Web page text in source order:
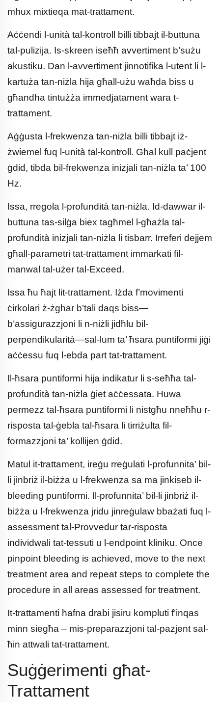
mhux mixtieqa mat-trattament.
Aċċendi l-unità tal-kontroll billi tibbajt il-buttuna
tal-pulizija. Is-skreen iseħħ avvertiment b’sużu
akustiku. Dan l-avvertiment jinnotifika l-utent li l-
kartuża tan-niżla hija għall-użu waħda biss u
għandha tintużża immedjatament wara t-
trattament.
Aġġusta l-frekwenza tan-niżla billi tibbajt iż-
żwiemel fuq l-unità tal-kontroll. Għal kull paċjent
ġdid, tibda bil-frekwenza inizjali tan-niżla ta’ 100
Hz.
Issa, rregola l-profundità tan-niżla. Id-dawwar il-
buttuna tas-silġa biex tagħmel l-għażla tal-
profundità inizjali tan-niżla li tisbarr. Irreferi dejjem
għall-parametri tat-trattament immarkati fil-
manwal tal-użer tal-Exceed.
Issa ħu ħajt lit-trattament. Iżda f’movimenti
ċirkolari ż-żghar b’tali daqs biss—
b’assigurazzjoni li n-niżli jidħlu bil-
perpendikularità—sal-lum ta’ ħsara puntiformi jiġi
aċċessu fuq l-ebda part tat-trattament.
Il-ħsara puntiformi hija indikatur li s-seħħa tal-
profundità tan-niżla ġiet aċċessata. Huwa
permezz tal-ħsara puntiformi li nistgħu nneħħu r-
risposta tal-ġebla tal-ħsara li tirriżulta fil-
formazzjoni ta’ kollijen ġdid.
Matul it-trattament, ireġu rreġulati l-profunnita’ bil-
li jinbriż il-biżża u l-frekwenza sa ma jinkiseb il-
bleeding puntiformi. Il-profunnita’ bil-li jinbriż il-
biżża u l-frekwenza jridu jinreġulaw bbażati fuq l-
assessment tal-Provvedur tar-risposta
individwali tat-tessuti u l-endpoint kliniku. Once
pinpoint bleeding is achieved, move to the next
treatment area and repeat steps to complete the
procedure in all areas assessed for treatment.
It-trattamenti ħafna drabi jisiru kompluti f’inqas
minn siegħa – mis-preparazzjoni tal-pazjent sal-
ħin attwali tat-trattament.
Suġġerimenti għat-
Trattament